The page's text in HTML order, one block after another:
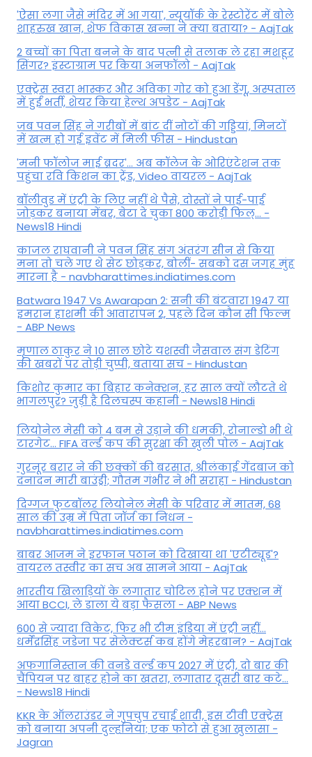
'ऐसा लगा जैसे मंदिर में आ गया', न्यूयॉर्क के रेस्टोरेंट में बोले
शाहरुख खान, शेफ विकास खन्ना ने क्या बताया? - AajTak
2 बच्चों का पिता बनने के बाद पत्नी से तलाक ले रहा मशहूर
सिंगर? इंस्टाग्राम पर किया अनफॉलो - AajTak
एक्ट्रेस स्वरा भास्कर और अविका गोर को हुआ डेंगू, अस्पताल
में हुईं भर्ती, शेयर किया हेल्थ अपडेट - AajTak
जब पवन सिंह ने गरीबों में बांट दीं नोटों की गड्डियां, मिनटों
में खत्म हो गई इवेंट में मिली फीस - Hindustan
'मनी फॉलोज माई ब्रदर'... अब कॉलेज के ओरिएंटेशन तक
पहुंचा रवि किशन का ट्रेंड, Video वायरल - AajTak
बॉलीवुड में एंट्री के लिए नहीं थे पैसे, दोस्तों ने पाई-पाई
जोड़कर बनाया मेंबर, बेटा दे चुका 800 करोड़ी फिल्... -
News18 Hindi
काजल राघवानी ने पवन सिंह संग अंतरंग सीन से किया
मना तो चले गए थे सेट छोड़कर, बोलीं- सबको दस जगह मुंह
मारना है - navbharattimes.indiatimes.com
Batwara 1947 Vs Awarapan 2: सनी की बंटवारा 1947 या
इमरान हाशमी की आवारापन 2, पहले दिन कौन सी फिल्म
- ABP News
मृणाल ठाकुर ने 10 साल छोटे यशस्वी जैसवाल संग डेटिंग
की खबरों पर तोड़ी चुप्पी, बताया सच - Hindustan
किशोर कुमार का बिहार कनेक्शन, हर साल क्यों लौटते थे
भागलपुर? जुड़ी है दिलचस्प कहानी - News18 Hindi
ल‍ियोनेल मेसी को 4 बम से उड़ाने की धमकी, रोनाल्डो भी थे
टारगेट... FIFA वर्ल्ड कप की सुरक्षा की खुली पोल - AajTak
गुरनूर बरार ने की छक्कों की बरसात, श्रीलंकाई गेंदबाज को
दनादन मारी बाउंड्री; गौतम गंभीर ने भी सराहा - Hindustan
दिग्गज फुटबॉलर लियोनेल मेसी के परिवार में मातम, 68
साल की उम्र में पिता जॉर्ज का निधन -
navbharattimes.indiatimes.com
बाबर आजम ने इरफान पठान को दिखाया था 'एटीट्यूड'?
वायरल तस्वीर का सच अब सामने आया - AajTak
भारतीय खिलाड़ियों के लगातार चोटिल होने पर एक्शन में
आया BCCI, ले डाला ये बड़ा फैसला - ABP News
600 से ज्यादा विकेट, फिर भी टीम इंडिया में एंट्री नहीं...
धर्मेंद्रसिंह जडेजा पर सेलेक्टर्स कब होंगे मेहरबान? - AajTak
अफगानिस्तान की वनडे वर्ल्ड कप 2027 में एंट्री, दो बार की
चैंपियन पर बाहर होने का खतरा, लगातार दूसरी बार कटे...
- News18 Hindi
KKR के ऑलराउंडर ने गुपचुप रचाई शादी, इस टीवी एक्ट्रेस
को बनाया अपनी दुल्हनिया; एक फोटो से हुआ खुलासा -
Jagran